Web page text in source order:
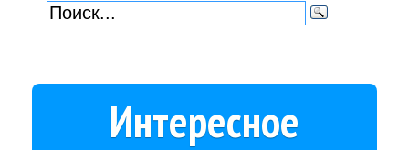
Интересное